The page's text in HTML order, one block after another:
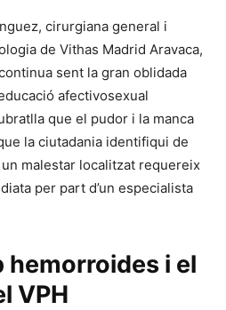
cirurgiana general i
de Vithas Madrid Aravaca,
sent la gran oblidada
afectivosexual
que el pudor i la manca
la ciutadania identifiqui de
malestar localitzat requereix
per part d’un especialista
hemorroides i el
VPH